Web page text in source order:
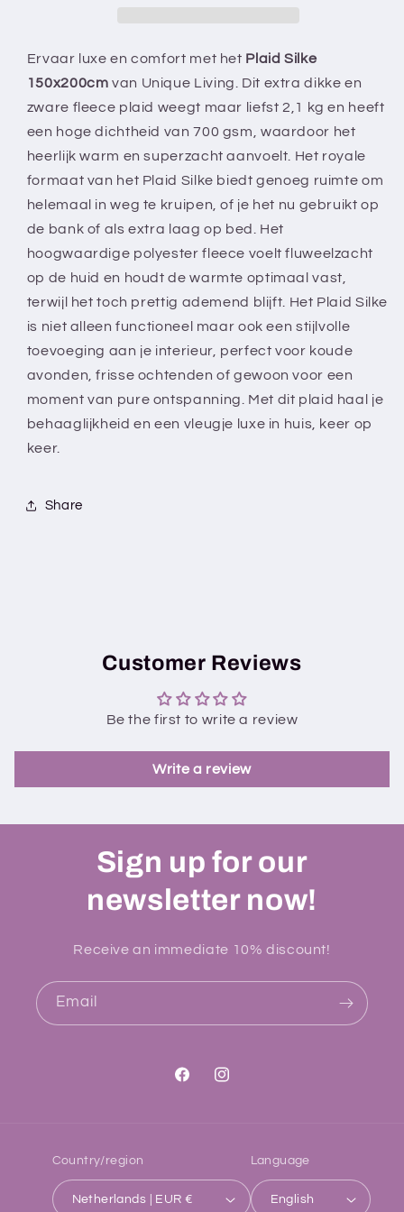
Zwaar
plaid
Super
zacht
-
Fleece
Zwaar
plaid
Super
zacht
-
Fleece
Ervaar luxe en comfort met het Plaid Silke
150x200cm van Unique Living. Dit extra dikke en
zware fleece plaid weegt maar liefst 2,1 kg en heeft
een hoge dichtheid van 700 gsm, waardoor het
heerlijk warm en superzacht aanvoelt. Het royale
formaat van het Plaid Silke biedt genoeg ruimte om
helemaal in weg te kruipen, of je het nu gebruikt op
de bank of als extra laag op bed. Het
hoogwaardige polyester fleece voelt fluweelzacht
op de huid en houdt de warmte optimaal vast,
terwijl het toch prettig ademend blijft. Het Plaid Silke
is niet alleen functioneel maar ook een stijlvolle
toevoeging aan je interieur, perfect voor koude
avonden, frisse ochtenden of gewoon voor een
moment van pure ontspanning. Met dit plaid haal je
behaaglijkheid en een vleugje luxe in huis, keer op
keer.
Share
Customer Reviews
Be the first to write a review
Write a review
Sign up for our
newsletter now!
Receive an immediate 10% discount!
Email
FacebookInstagram
Country/region
Netherlands | EUR €
Language
English